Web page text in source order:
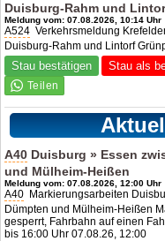
Duisburg-Rahm und
Meldung vom: 07.08.2026, 10:14 Uhr
A524 Verkehrsmeldung
Duisburg-Rahm und Lintorf
Stau bestätigen Stau als
A40 Duisburg » Essen
und Mülheim-Heißen
Meldung vom: 07.08.2026, 12:00 Uhr
A40 Markierungsarbeiten
Dümpten und Mülheim-Heißen
gesperrt, Fahrbahn auf einen
bis 16:00 Uhr 07.08.26, 12:00